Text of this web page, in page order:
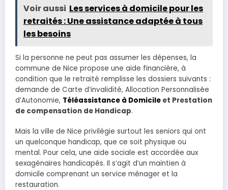
Voir aussi Les services à domicile pour les
retraités : Une assistance adaptée à tous
les besoins
Si la personne ne peut pas assumer les dépenses, la
commune de Nice propose une aide financière, à
condition que le retraité remplisse les dossiers suivants :
demande de Carte d’invalidité, Allocation Personnalisée
d’Autonomie, Téléassistance à Domicile et Prestation
de compensation de Handicap.
Mais la ville de Nice privilégie surtout les seniors qui ont
un quelconque handicap, que ce soit physique ou
mental. Pour cela, une aide sociale est accordée aux
sexagénaires handicapés. Il s’agit d’un maintien à
domicile comprenant un service ménager et la
restauration.